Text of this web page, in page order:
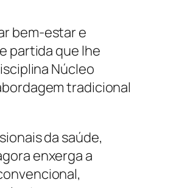
bem-estar e
partida que lhe
Núcleo
tradicional
da saúde,
enxerga a